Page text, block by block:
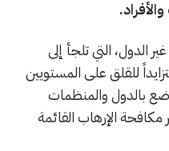
الدول، التي تلجأ إلى
للقلق على المستويين
بالدول والمنظمات
مكافحة الإرهاب القائمة